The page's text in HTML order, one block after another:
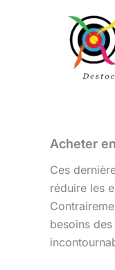
Acheter
Ces
réduire les
besoins